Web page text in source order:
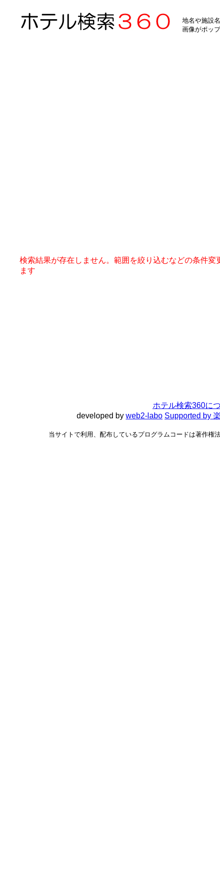
地名や施設
画像がポッ
検索結果が存在しません。範囲を絞り込むなどの条件変
ます
ホテル検索360に
developed by web2-labo Supported by
当サイトで利用、配布しているプログラムコードは著作